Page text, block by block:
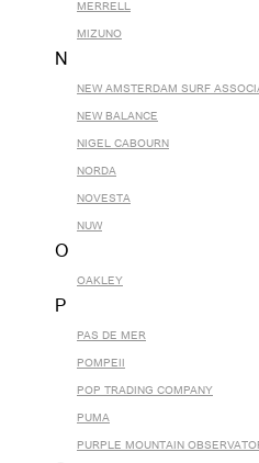
MERRELL
MIZUNO
N
NEW AMSTERDAM SURF
NEW BALANCE
NIGEL CABOURN
NORDA
NOVESTA
NUW
O
OAKLEY
P
PAS DE MER
POMPEII
POP TRADING COMPANY
PUMA
PURPLE MOUNTAIN